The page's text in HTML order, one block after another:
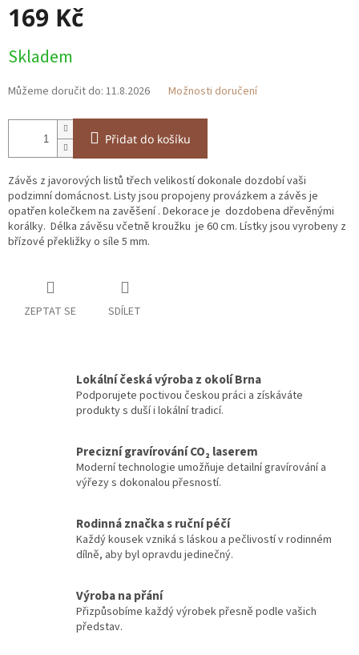
169 Kč
cena:
Skladem
Můžeme doručit do: 11.8.2026 Možnosti doručení
Přidat do košíku
Závěs z javorových listů třech velikostí dokonale dozdobí vaši
podzimní domácnost. Listy jsou propojeny provázkem a závěs je
opatřen kolečkem na zavěšení . Dekorace je dozdobena dřevěnými
korálky. Délka závěsu včetně kroužku je 60 cm. Lístky jsou vyrobeny z
břízové překližky o síle 5 mm.
ZEPTAT SE SDÍLET
Lokální česká výroba z okolí Brna
Podporujete poctivou českou práci a získáváte
produkty s duší i lokální tradicí.
Precizní gravírování CO₂ laserem
Moderní technologie umožňuje detailní gravírování a
výřezy s dokonalou přesností.
Rodinná značka s ruční péčí
Každý kousek vzniká s láskou a pečlivostí v rodinném
dílně, aby byl opravdu jedinečný.
Výroba na přání
Přizpůsobíme každý výrobek přesně podle vašich
představ.